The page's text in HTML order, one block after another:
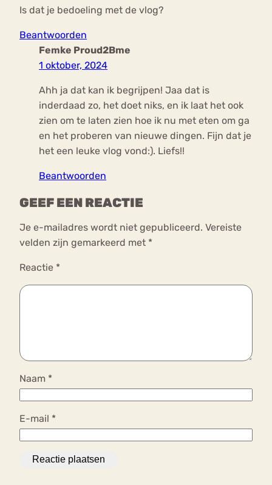
Is dat je bedoeling met de vlog?
Beantwoorden
Femke Proud2Bme
1 oktober, 2024
Ahh ja dat kan ik begrijpen! Jaa dat is
inderdaad zo, het doet niks, en ik laat het ook
zien om te laten zien hoe ik nu met eten om ga
en het proberen van nieuwe dingen. Fijn dat je
het een leuke vlog vond:). Liefs!!
Beantwoorden
GEEF EEN REACTIE
Je e-mailadres wordt niet gepubliceerd. Vereiste
velden zijn gemarkeerd met *
Reactie *
Naam *
E-mail *